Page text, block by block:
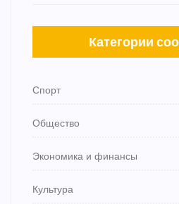
Категории
Спорт
Общество
Экономика и финансы
Культура